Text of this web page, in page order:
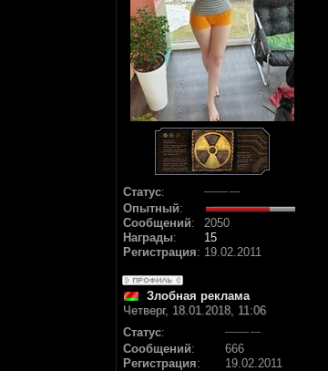
Статус:
Опытный:
Сообщений:
2050
Награды:
15
Регистрация: 19.02.2011
Злобная реклама
Четверг, 18.01.2018, 11:06
Статус:
Сообщений:
666
Регистрация: 19.02.2011